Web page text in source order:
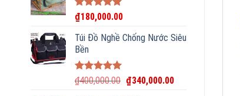
Rated5.00
out of 5
₫180,000.00
Túi Đồ Nghề Chống Nước Siêu
Bền
Rated5.00
out of 5
₫400,000.00 ₫340,000.00